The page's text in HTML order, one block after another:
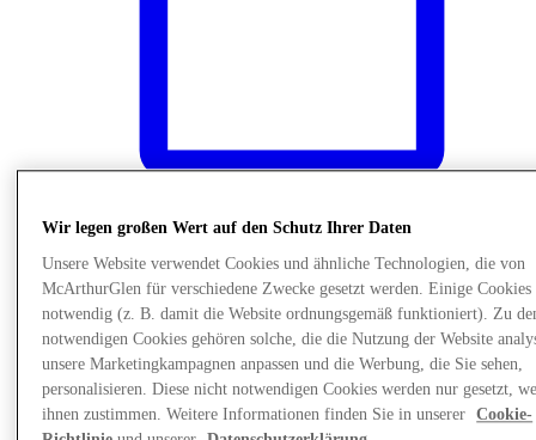
News
Wir legen großen Wert auf den Schutz Ihrer Daten
Unsere Website verwendet Cookies und ähnliche Technologien, die von
McArthurGlen für verschiedene Zwecke gesetzt werden. Einige Cookies
notwendig (z. B. damit die Website ordnungsgemäß funktioniert). Zu
notwendigen Cookies gehören solche, die die Nutzung der Website
unsere Marketingkampagnen anpassen und die Werbung, die Sie sehen,
personalisieren. Diese nicht notwendigen Cookies werden nur gesetzt,
ihnen zustimmen. Weitere Informationen finden Sie in unserer
Cookie-